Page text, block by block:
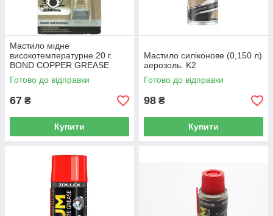
Мастило мідне
високотемпературне 20 г.
BOND COPPER GREASE
(+1090 °C) K2
Готово до відправки
67 ₴
Купити
Мастило силіконове (0,150 л)
аерозоль. K2
Готово до відправки
98 ₴
Купити